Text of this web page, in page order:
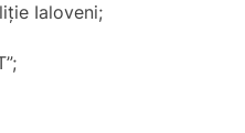
Ialoveni;